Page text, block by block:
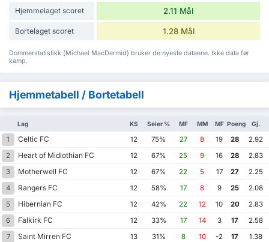
Hjemmelaget scoret 2.11 Mål
Bortelaget scoret 1.28 Mål
Dommerstatistikk (Michael MacDermid) bruker de nyeste dataene. Ikke data før
kamp.
Hjemmetabell / Bortetabell
Lag KS Seier % MF MM MF Poeng Gj.
1 Celtic FC 12 75% 27 8 19 28
2.92
2
Heart of Midlothian FC 12 67% 25 9 16 28
2.83
3
Motherwell FC 12 67% 22 5 17 27
2.25
4
Rangers FC 12 58% 17 8 9 25
2.08
5
Hibernian FC 12 42% 22 12 10 20
2.83
6
Falkirk FC 12 33% 17 14 3 17
2.58
7
Saint Mirren FC 13 31% 8 10 -2 17
1.38